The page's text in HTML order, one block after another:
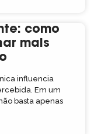
como
mais
influencia
Em um
basta apenas